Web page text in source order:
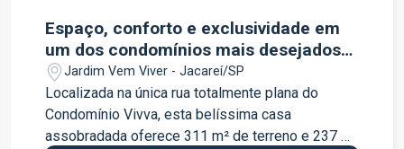
Espaço, conforto e exclusividade em
um dos condomínios mais desejados
de Jacareí.
Jardim Vem Viver - Jacareí/SP
Localizada na única rua totalmente plana do
Condomínio Vivva, esta belíssima casa
assobradada oferece 311 m² de terreno e 237 m²